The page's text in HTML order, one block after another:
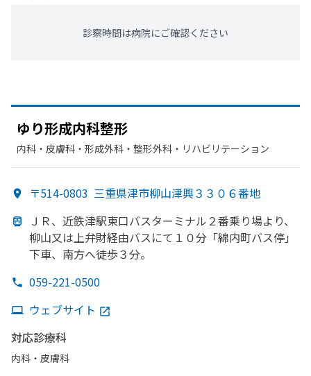
診察時間は病院にご確認ください
ゆり形成内科整形
内科・​皮膚科・​形成外科・​整形外科・​リハビリテーション
〒514-0803 三重県津市柳山津興３３０６番地
ＪＲ、 近鉄津駅東口バスターミナル２番乗り場より、
柳山又は上弁財経由バスにて １０分 「綿内町バス停」
下車、 南方へ徒歩３分。
059-221-0500
ウェブサイト
対応診療科
内科・​皮膚科